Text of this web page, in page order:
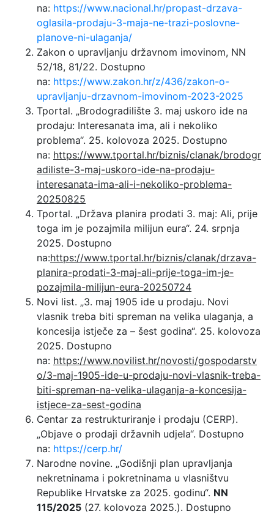
na: https://www.nacional.hr/propast-drzava-
oglasila-prodaju-3-maja-ne-trazi-poslovne-
planove-ni-ulaganja/
Zakon o upravljanju državnom imovinom, NN
52/18, 81/22. Dostupno
na: https://www.zakon.hr/z/436/zakon-o-
upravljanju-drzavnom-imovinom-2023-2025
Tportal. „Brodogradilište 3. maj uskoro ide na
prodaju: Interesanata ima, ali i nekoliko
problema“. 25. kolovoza 2025. Dostupno
na: https://www.tportal.hr/biznis/clanak/brodogr
adiliste-3-maj-uskoro-ide-na-prodaju-
interesanata-ima-ali-i-nekoliko-problema-
20250825
Tportal. „Država planira prodati 3. maj: Ali, prije
toga im je pozajmila milijun eura“. 24. srpnja
2025. Dostupno
na:https://www.tportal.hr/biznis/clanak/drzava-
planira-prodati-3-maj-ali-prije-toga-im-je-
pozajmila-milijun-eura-20250724
Novi list. „3. maj 1905 ide u prodaju. Novi
vlasnik treba biti spreman na velika ulaganja, a
koncesija istječe za – šest godina“. 25. kolovoza
2025. Dostupno
na: https://www.novilist.hr/novosti/gospodarstv
o/3-maj-1905-ide-u-prodaju-novi-vlasnik-treba-
biti-spreman-na-velika-ulaganja-a-koncesija-
istjece-za-sest-godina
Centar za restrukturiranje i prodaju (CERP).
„Objave o prodaji državnih udjela“. Dostupno
na: https://cerp.hr/
Narodne novine. „Godišnji plan upravljanja
nekretninama i pokretninama u vlasništvu
Republike Hrvatske za 2025. godinu“. NN
115/2025 (27. kolovoza 2025.). Dostupno